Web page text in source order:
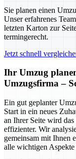
Sie planen einen
Unser erfahrenes
letzten Karton zur
termingerecht.
Jetzt schnell
Ihr Umzug
Umzugsfirma –
Ein gut geplanter
Start in ein neues
an Ihrer Seite wird
effizienter. Wir
gemeinsam mit Ihnen
alle wichtigen